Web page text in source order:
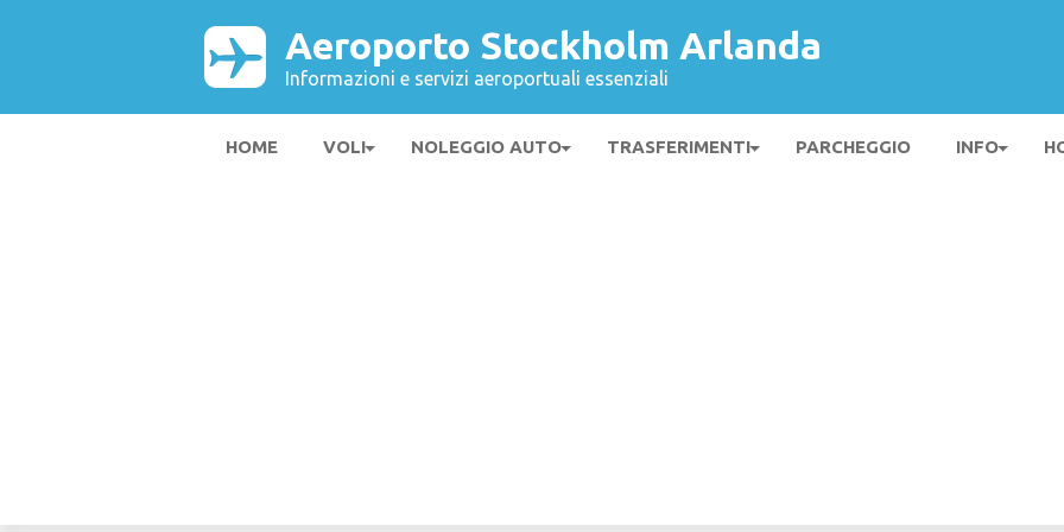
Aeroporto Stockholm Arlanda
Informazioni e servizi aeroportuali essenziali
HOME VOLI NOLEGGIO AUTO TRASFERIMENTI PARCHEGGIO INFO